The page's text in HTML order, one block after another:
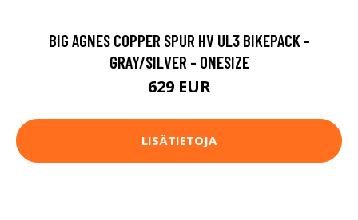
BIG AGNES COPPER SPUR HV UL3 BIKEPACK -
GRAY/SILVER - ONESIZE
629 EUR
LISÄTIETOJA